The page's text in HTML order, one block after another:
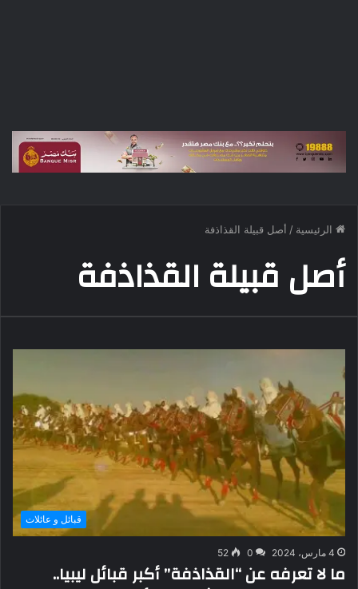
الرئيسية / أصل قبيلة القذاذفة
أصل قبيلة القذاذفة
قبائل و عائلات
4 مارس، 2024 0
52
ما لا تعرفه عن “القذاذفة” أكبر قبائل ليبيا..